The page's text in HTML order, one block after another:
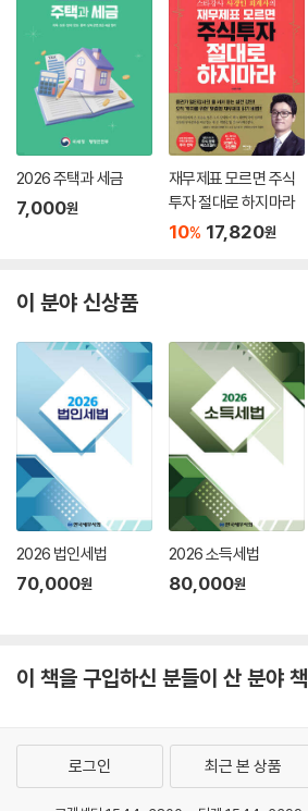
2026 주택과 세금
7,000원
재무제표 모르면 주식
투자 절대로 하지마라
10% 17,820원
이 분야 신상품
2026 법인세법
70,000원
2026 소득세법
80,000원
이 책을 구입하신 분들이 산 분야 책
로그인 최근 본 상품